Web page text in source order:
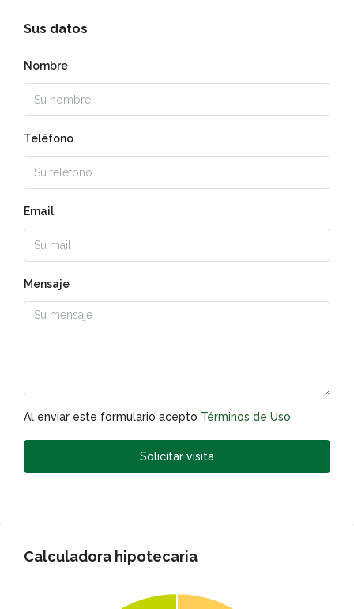
Sus datos
Nombre
Teléfono
Email
Mensaje
Al enviar este formulario acepto Términos de Uso
Solicitar visita
Calculadora hipotecaria